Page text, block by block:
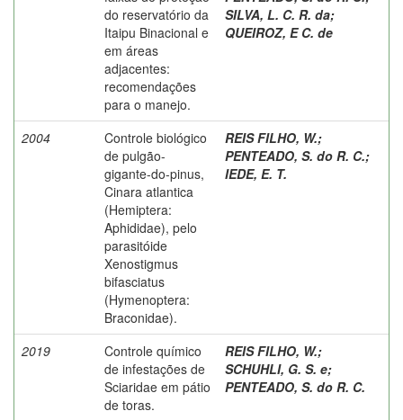
do reservatório da
Itaipu Binacional e
em áreas
adjacentes:
recomendações
para o manejo.
SILVA, L. C. R. da;
QUEIROZ, E C. de
2004
Controle biológico
de pulgão-
gigante-do-pinus,
Cinara atlantica
(Hemiptera:
Aphididae), pelo
parasitóide
Xenostigmus
bifasciatus
(Hymenoptera:
Braconidae).
REIS FILHO, W.;
PENTEADO, S. do R. C.;
IEDE, E. T.
2019
Controle químico
de infestações de
Sciaridae em pátio
de toras.
REIS FILHO, W.;
SCHUHLI, G. S. e;
PENTEADO, S. do R. C.